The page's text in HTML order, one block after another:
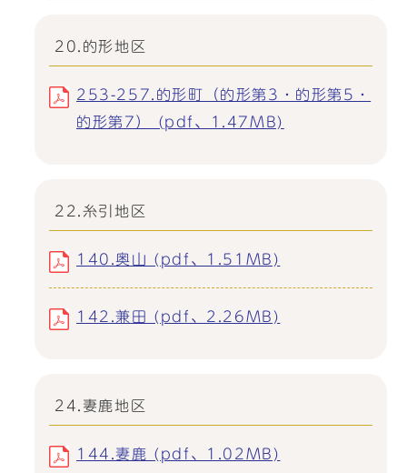
20.的形地区
253-257.的形町（的形第3・的形第5・
的形第7） (pdf、1.47MB)
22.糸引地区
140.奥山 (pdf、1.51MB)
142.兼田 (pdf、2.26MB)
24.妻鹿地区
144.妻鹿 (pdf、1.02MB)